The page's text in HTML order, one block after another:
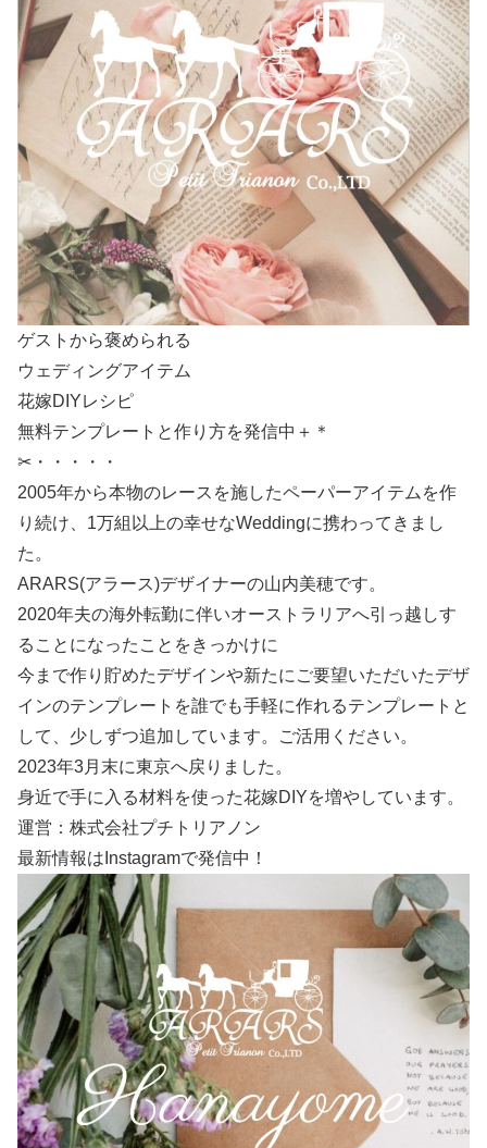
ゲストから褒められる
ウェディングアイテム
花嫁DIYレシピ
無料テンプレートと作り方を発信中＋＊
✂・・・・・
2005年から本物のレースを施したペーパーアイテムを作
り続け、1万組以上の幸せなWeddingに携わってきまし
た。
ARARS(アラース)デザイナーの山内美穂です。
2020年夫の海外転勤に伴いオーストラリアへ引っ越しす
ることになったことをきっかけに
今まで作り貯めたデザインや新たにご要望いただいたデザ
インのテンプレートを誰でも手軽に作れるテンプレートと
して、少しずつ追加しています。ご活用ください。
2023年3月末に東京へ戻りました。
身近で手に入る材料を使った花嫁DIYを増やしています。
運営：株式会社プチトリアノン
最新情報はInstagramで発信中！